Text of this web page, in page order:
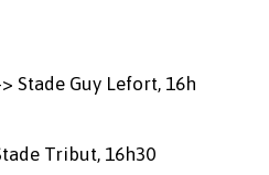
Stade Guy Lefort, 16h
Tribut, 16h30